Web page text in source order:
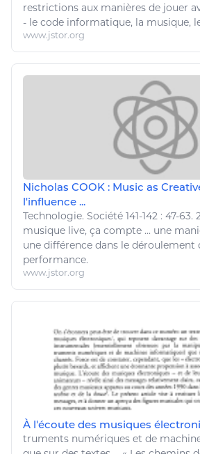
restrictions aux manières de jouer
- le code informatique, la musique,
www.jstor.org
Nicholas COOK : Music as
l'influence ...
Technologie. Société 141-142 : 47-63.
musique live, ça compte ... une
une différence dans le déroulement
performance.
www.jstor.org
À l'écoute des musiques
truments numériques et de